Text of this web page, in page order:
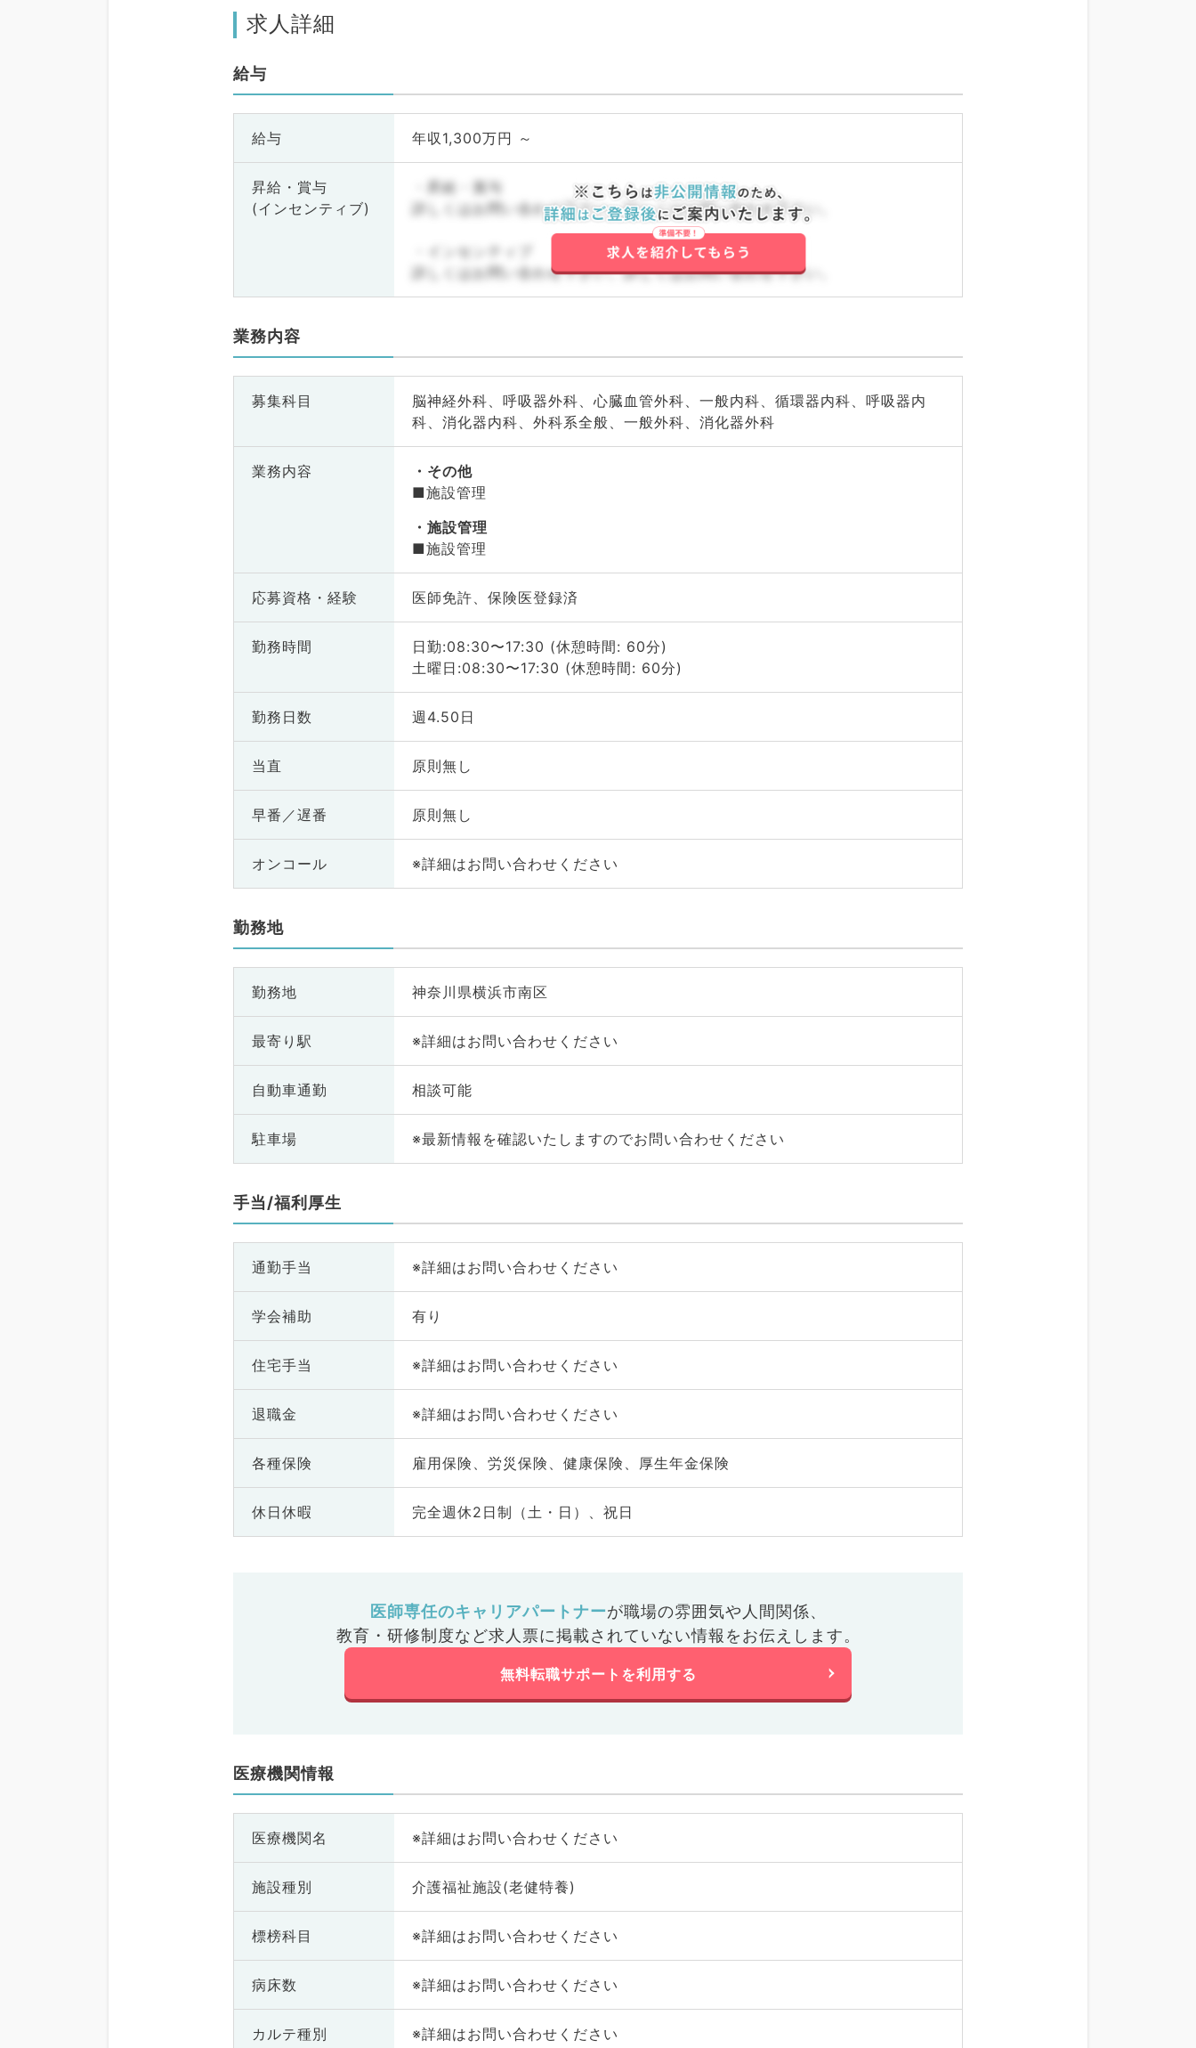
求人詳細
給与
給与 年収1,300万円 ～
昇給・賞与
(インセンティブ)
・昇給・賞与
詳しくはお問い合わせ下さい。詳しくはお問い合わせ下さい。
・インセンティブ
詳しくはお問い合わせ下さい。詳しくはお問い合わせ下さい。
業務内容
募集科目
脳神経外科、呼吸器外科、心臓血管外科、一般内科、循環器内科、呼吸器内
科、消化器内科、外科系全般、一般外科、消化器外科
業務内容
その他
■施設管理
施設管理
■施設管理
応募資格・ 経験 医師免許、保険医登録済
勤務時間
日勤:08:30〜17:30 (休憩時間: 60分)
土曜日:08:30〜17:30 (休憩時間: 60分)
勤務日数 週4.50日
当直 原則無し
早番／遅番 原則無し
オンコール ※詳細はお問い合わせください
勤務地
勤務地 神奈川県横浜市南区
最寄り駅 ※詳細はお問い合わせください
自動車通勤 相談可能
駐車場 ※最新情報を確認いたしますのでお問い合わせください
手当/福利厚生
通勤手当 ※詳細はお問い合わせください
学会補助 有り
住宅手当 ※詳細はお問い合わせください
退職金 ※詳細はお問い合わせください
各種保険 雇用保険、労災保険、健康保険、厚生年金保険
休日休暇 完全週休2日制（土・日）、祝日
医師専任のキャリアパートナーが職場の雰囲気や人間関係、
教育・研修制度など求人票に掲載されていない情報をお伝えします。
無料転職サポートを利用する
医療機関情報
医療機関名 ※詳細はお問い合わせください
施設種別 介護福祉施設(老健特養)
標榜科目 ※詳細はお問い合わせください
病床数 ※詳細はお問い合わせください
カルテ種別 ※詳細はお問い合わせください